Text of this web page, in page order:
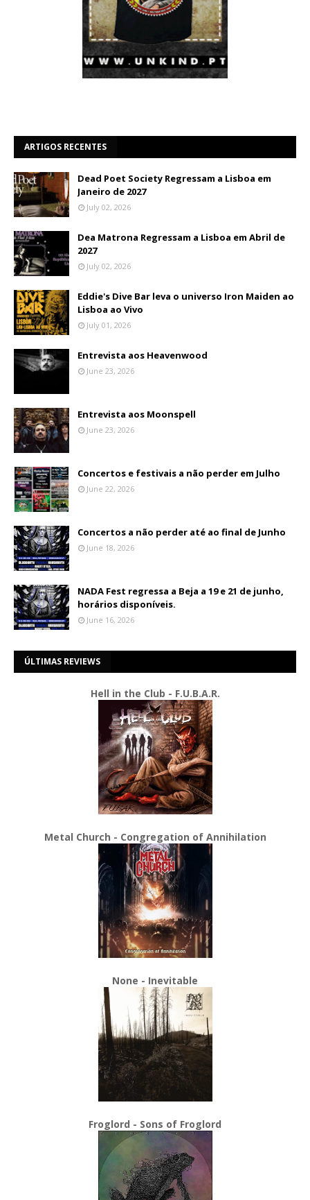
ARTIGOS RECENTES
Dead Poet Society Regressam a Lisboa em
Janeiro de 2027
July 02, 2026
Dea Matrona Regressam a Lisboa em Abril de
2027
July 02, 2026
Eddie's Dive Bar leva o universo Iron Maiden ao
Lisboa ao Vivo
July 01, 2026
Entrevista aos Heavenwood
June 23, 2026
Entrevista aos Moonspell
June 23, 2026
Concertos e festivais a não perder em Julho
June 22, 2026
Concertos a não perder até ao final de Junho
June 18, 2026
NADA Fest regressa a Beja a 19 e 21 de junho,
horários disponíveis.
June 16, 2026
ÚLTIMAS REVIEWS
Hell in the Club - F.U.B.A.R.
Metal Church - Congregation of Annihilation
None - Inevitable
Froglord - Sons of Froglord